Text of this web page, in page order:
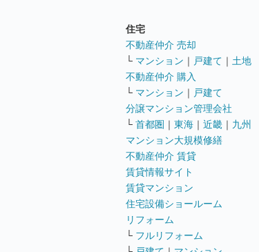
住宅
不動産仲介 売却
└ マンション ｜ 戸建て ｜ 土地
不動産仲介 購入
└ マンション ｜ 戸建て
分譲マンション管理会社
└ 首都圏 ｜ 東海 ｜ 近畿 ｜ 九州
マンション大規模修繕
不動産仲介 賃貸
賃貸情報サイト
賃貸マンション
住宅設備ショールーム
リフォーム
└ フルリフォーム